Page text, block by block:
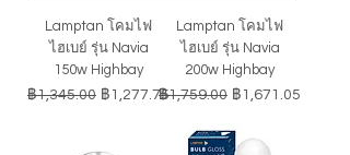
Lamptan โคมไฟ
ไฮเบย์ รุ่น Navia
150w Highbay
ราคาปกติ
฿1,345.00 ราคาขายลด
฿1,277.75
Lamptan โคมไฟ
ไฮเบย์ รุ่น Navia
200w Highbay
ราคาปกติ
฿1,759.00 ราคาขายลด
฿1,671.05